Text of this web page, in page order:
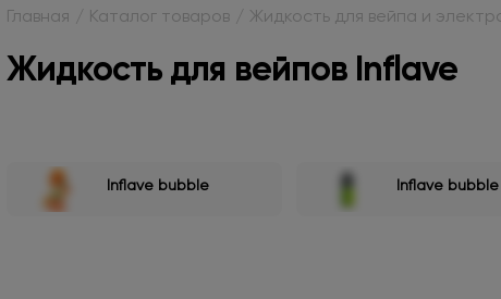
Главная Каталог товаров Жидкость для вейпа и
Жидкость для вейпов Inflave
Inflave bubble Inflave